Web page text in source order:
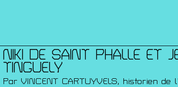
NIKI DE SAINT PHALLE ET
TINGUELY
Par VINCENT CARTUYVELS, historien de